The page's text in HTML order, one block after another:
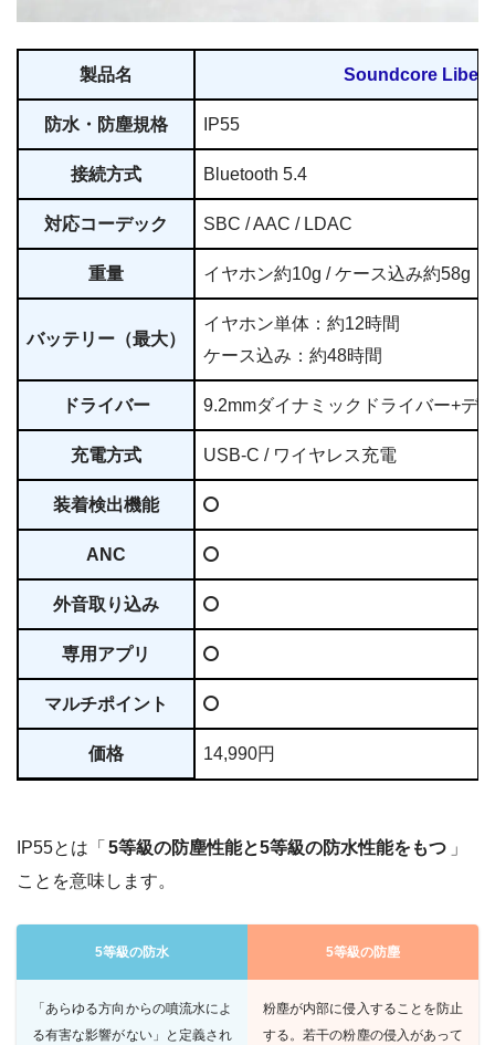
製品名 Soundcore
防水・防塵規格 IP55
接続方式 Bluetooth 5.4
対応コーデック SBC / AAC / LDAC
重量 イヤホン約10g / ケース込み約58g
バッテリー（最大）
イヤホン単体：約12時間
ケース込み：約48時間
ドライバー 9.2mmダイナミックドライバー+デ
充電方式 USB-C / ワイヤレス充電
装着検出機能
ANC
外音取り込み
専用アプリ
マルチポイント
価格 14,990円
IP55とは「 5等級の防塵性能と5等級の防水性能をもつ 」
ことを意味します。
5等級の防水
「あらゆる方向からの噴流水によ
る有害な影響がない」と定義され
5等級の防塵
粉塵が内部に侵入することを防止
する。若干の粉塵の侵入があって